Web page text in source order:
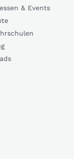
& Events